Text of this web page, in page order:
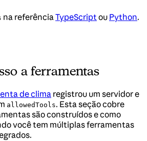
na referênciaTypeScriptou Python.
a ferramentas
de clima registrou um servidor e
allowedTools. Esta seção cobre
são construídos e como
você tem múltiplas ferramentas